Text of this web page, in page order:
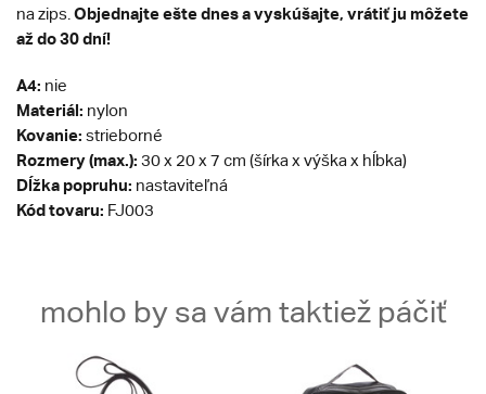
na zips. Objednajte ešte dnes a vyskúšajte, vrátiť ju môžete
až do 30 dní!
A4: nie
Materiál: nylon
Kovanie: strieborné
Rozmery (max.): 30 x 20 x 7 cm (šírka x výška x hĺbka)
Dĺžka popruhu: nastaviteľná
Kód tovaru: FJ003
mohlo by sa vám taktiež páčiť